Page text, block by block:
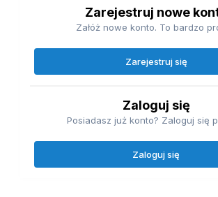
Zarejestruj nowe
Załóż nowe konto. To bardzo
Zarejestruj się
Zaloguj się
Posiadasz już konto? Zaloguj się
Zaloguj się